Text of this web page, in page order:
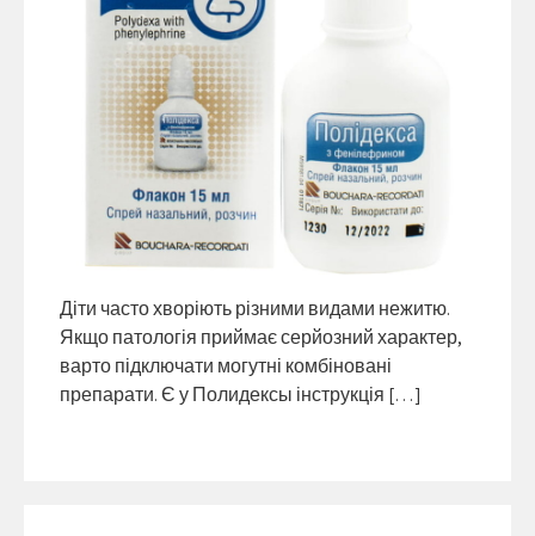
Діти часто хворіють різними видами нежитю.
Якщо патологія приймає серйозний характер,
варто підключати могутні комбіновані
препарати. Є у Полидексы інструкція […]